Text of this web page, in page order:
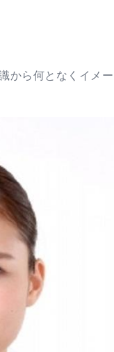
から何となくイメ